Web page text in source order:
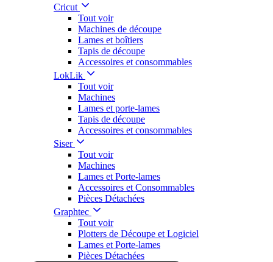
Cricut
Tout voir
Machines de découpe
Lames et boîtiers
Tapis de découpe
Accessoires et consommables
LokLik
Tout voir
Machines
Lames et porte-lames
Tapis de découpe
Accessoires et consommables
Siser
Tout voir
Machines
Lames et Porte-lames
Accessoires et Consommables
Pièces Détachées
Graphtec
Tout voir
Plotters de Découpe et Logiciel
Lames et Porte-lames
Pièces Détachées